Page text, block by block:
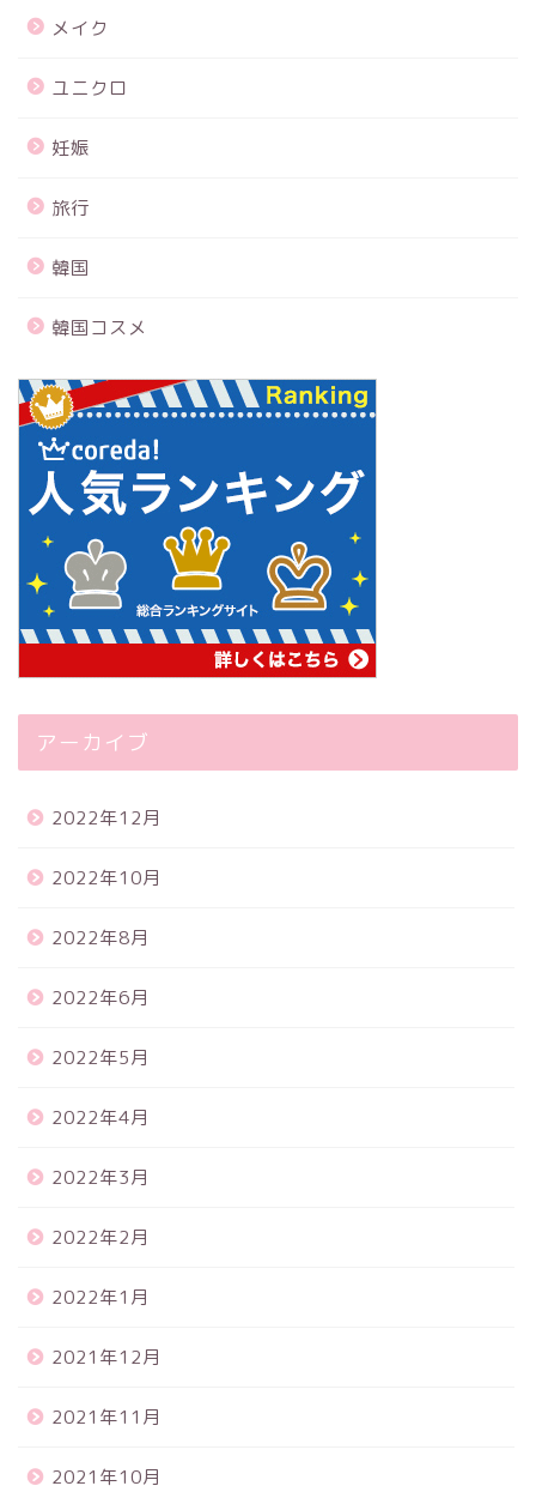
メイク
ユニクロ
妊娠
旅行
韓国
韓国コスメ
アーカイブ
2022年12月
2022年10月
2022年8月
2022年6月
2022年5月
2022年4月
2022年3月
2022年2月
2022年1月
2021年12月
2021年11月
2021年10月